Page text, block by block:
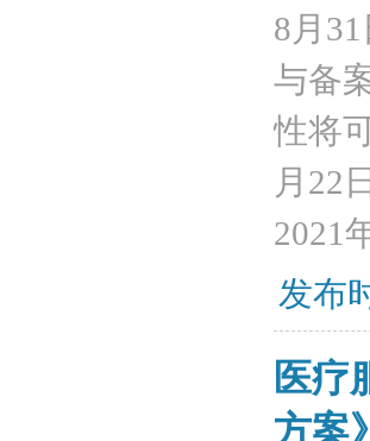
8月
与备
性将
月22
2021
发布
医疗
方案